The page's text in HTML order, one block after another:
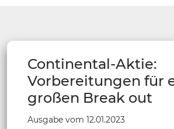
Continental-Aktie:
Vorbereitungen für
großen Break out
Ausgabe vom 12.01.2023